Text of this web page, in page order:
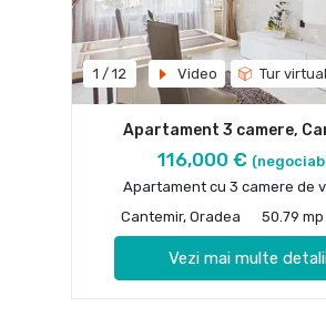
1 / 12 Video Tur virtual
Apartament 3 camere,
116,000 €
Apartament cu 3 camere de
Cantemir, Oradea
50.79 mp
Vezi mai multe